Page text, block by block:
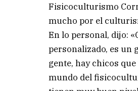
Fisicoculturismo
mucho por el
En lo personal, dijo:
personalizado, es un
gente, hay chicos
mundo del